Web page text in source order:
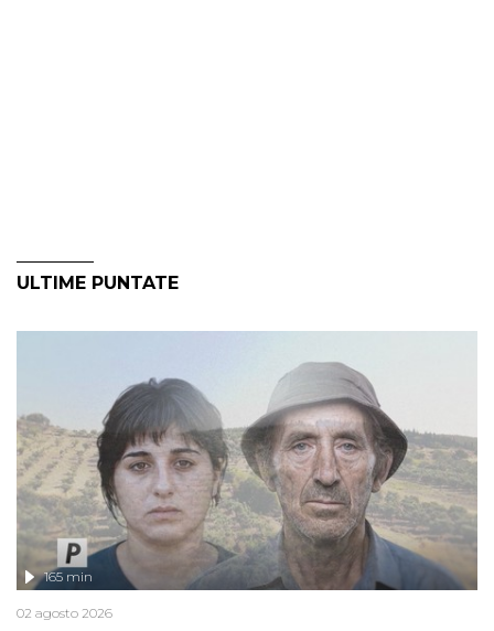
ULTIME PUNTATE
165 min
02 agosto 2026